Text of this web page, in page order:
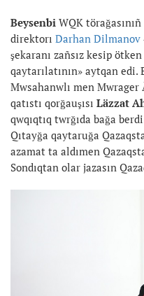
Beysenbi WQK
direktorı Darhan Dilmanov
şekaranı zañsız kesip
qaytarılatının» aytqan
Mwsahanwlı men Mwrager
qatıstı qorğauşısı Läzzat
qwqıqtıq twrğıda bağa
Qıtayğa qaytaruğa
azamat ta aldımen
Sondıqtan olar jazasın